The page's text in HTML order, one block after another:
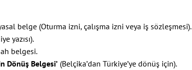
belge (Oturma izni, çalışma izni veya iş sözleşmesi).
yazısı).
belgesi.
Dönüş Belgesi’ (Belçika’dan Türkiye’ye dönüş için).